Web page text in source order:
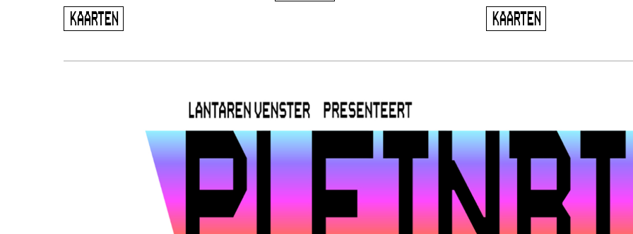
KAARTEN KAARTEN